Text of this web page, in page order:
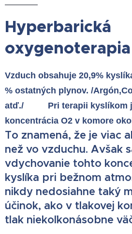
Hyperbarická
oxygenoterapia
Vzduch obsahuje 20,9%
% ostatných plynov. /
atď./ Pri terapii kyslíkom je
koncentrácia O2 v komore
To znamená, že je viac
než vo vzduchu. Avšak
vdychovanie tohto
kyslíka pri bežnom
nikdy nedosiahne taký
účinok, ako v tlakovej
tlak niekoľkonásobne